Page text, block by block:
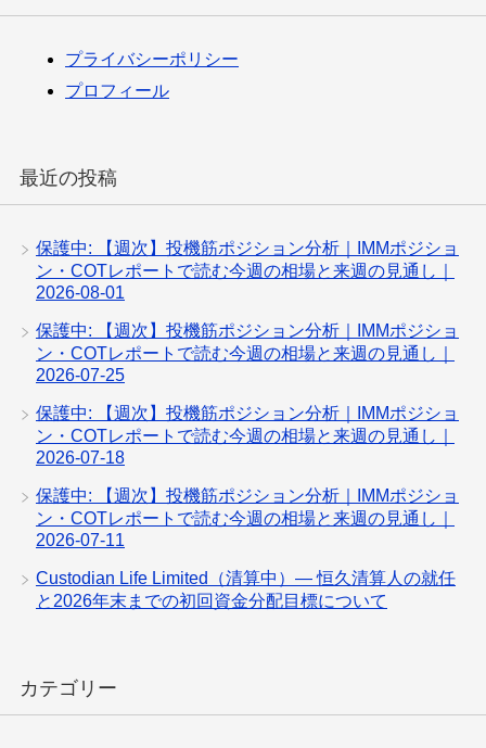
プライバシーポリシー
プロフィール
最近の投稿
保護中: 【週次】投機筋ポジション分析｜IMMポジショ
ン・COTレポートで読む今週の相場と来週の見通し｜
2026-08-01
保護中: 【週次】投機筋ポジション分析｜IMMポジショ
ン・COTレポートで読む今週の相場と来週の見通し｜
2026-07-25
保護中: 【週次】投機筋ポジション分析｜IMMポジショ
ン・COTレポートで読む今週の相場と来週の見通し｜
2026-07-18
保護中: 【週次】投機筋ポジション分析｜IMMポジショ
ン・COTレポートで読む今週の相場と来週の見通し｜
2026-07-11
Custodian Life Limited（清算中）— 恒久清算人の就任
と2026年末までの初回資金分配目標について
カテゴリー